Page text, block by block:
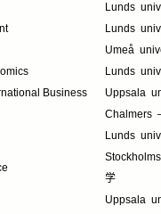
Lunds
Lunds
Umeå
Lunds
Business
Uppsala
Chalmers
Lunds
学
Uppsala